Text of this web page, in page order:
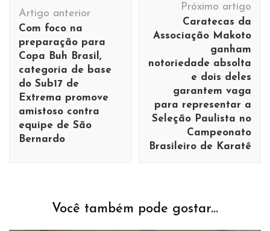
de
post
Artigo anterior
Com foco na
preparação para
Copa Buh Brasil,
categoria de base
do Sub17 de
Extrema promove
amistoso contra
equipe de São
Bernardo
Próximo artigo
Caratecas da
Associação Makoto
ganham
notoriedade absolta
e dois deles
garantem vaga
para representar a
Seleção Paulista no
Campeonato
Brasileiro de Karatê
Você também pode gostar...